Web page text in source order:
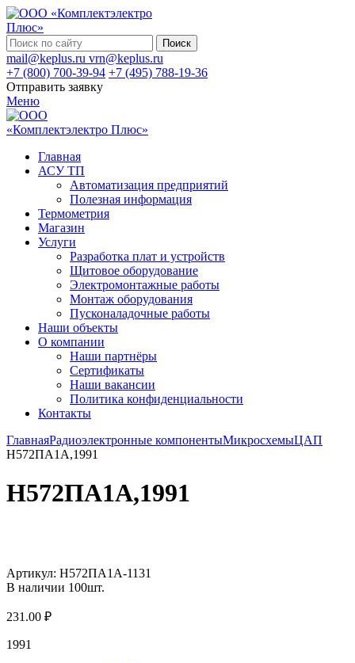
Поиск
mail@keplus.ru vrn@keplus.ru
+7 (800) 700-39-94 +7 (495) 788-19-36
Отправить заявку
Меню
Главная
АСУ ТП
Автоматизация предприятий
Полезная информация
Термометрия
Магазин
Услуги
Разработка плат и устройств
Щитовое оборудование
Электромонтажные работы
Монтаж оборудования
Пусконаладочные работы
Наши объекты
О компании
Наши партнёры
Сертификаты
Наши вакансии
Политика конфиденциальности
Контакты
ГлавнаяРадиоэлектронные компонентыМикросхемыЦАП
Н572ПА1А,1991
Н572ПА1А,1991
Артикул: Н572ПА1А-1131
В наличии 100шт.
231.00 ₽
1991